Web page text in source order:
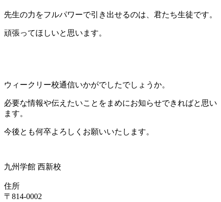
先生の力をフルパワーで引き出せるのは、君たち生徒です。
頑張ってほしいと思います。
ウィークリー校通信いかがでしたでしょうか。
必要な情報や伝えたいことをまめにお知らせできればと思い
ます。
今後とも何卒よろしくお願いいたします。
九州学館 西新校
住所
〒814-0002